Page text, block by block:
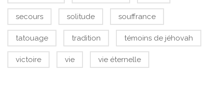
secours solitude souffrance
tatouage tradition témoins de jéhovah
victoire vie vie éternelle